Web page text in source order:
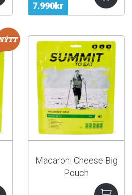
7.990kr
Macaroni Cheese Big
Pouch